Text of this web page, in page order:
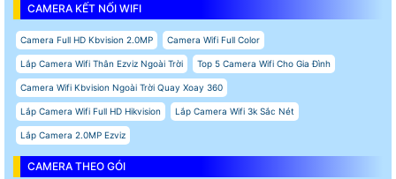
CAMERA KẾT NỐI WIFI
Camera Full HD Kbvision 2.0MP Camera Wifi Full Color
Lắp Camera Wifi Thân Ezviz Ngoài Trời Top 5 Camera Wifi Cho Gia Đình
Camera Wifi Kbvision Ngoài Trời Quay Xoay 360
Lắp Camera Wifi Full HD Hikvision Lắp Camera Wifi 3k Sắc Nét
Lắp Camera 2.0MP Ezviz
CAMERA THEO GÓI